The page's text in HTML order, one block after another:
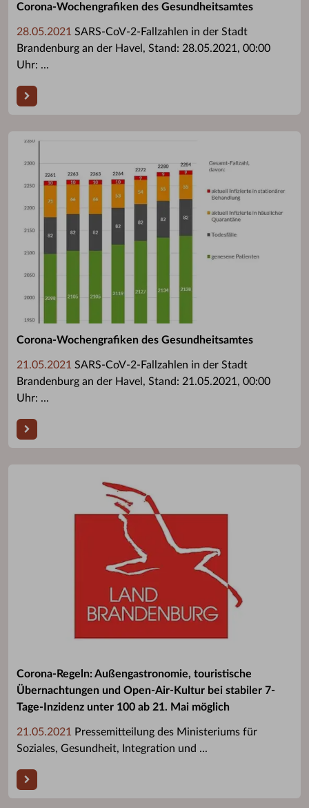
Corona-Wochengrafiken des Gesundheitsamtes
28.05.2021 SARS-CoV-2-Fallzahlen in der Stadt
Brandenburg an der Havel, Stand: 28.05.2021, 00:00
Uhr: ...
Corona-Wochengrafiken des Gesundheitsamtes
21.05.2021 SARS-CoV-2-Fallzahlen in der Stadt
Brandenburg an der Havel, Stand: 21.05.2021, 00:00
Uhr: ...
Corona-Regeln: Außengastronomie, touristische
Übernachtungen und Open-Air-Kultur bei stabiler 7-
Tage-Inzidenz unter 100 ab 21. Mai möglich
21.05.2021
Pressemitteilung des Ministeriums für
Soziales, Gesundheit, Integration und ...